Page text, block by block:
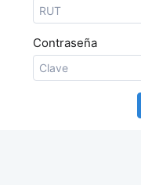
Contraseña